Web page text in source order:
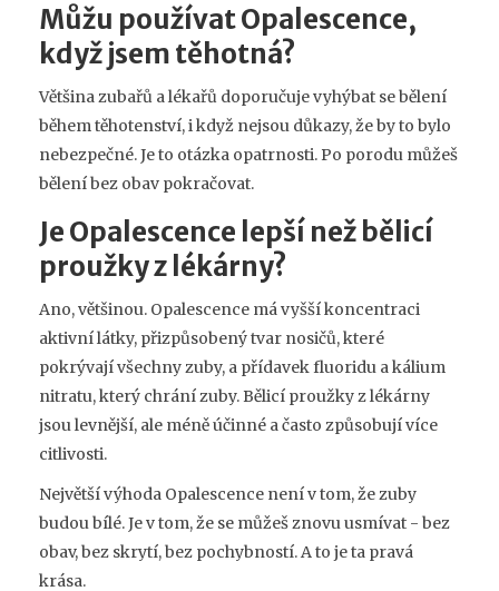
Můžu používat Opalescence,
když jsem těhotná?
Většina zubařů a lékařů doporučuje vyhýbat se bělení
během těhotenství, i když nejsou důkazy, že by to bylo
nebezpečné. Je to otázka opatrnosti. Po porodu můžeš
bělení bez obav pokračovat.
Je Opalescence lepší než bělicí
proužky z lékárny?
Ano, většinou. Opalescence má vyšší koncentraci
aktivní látky, přizpůsobený tvar nosičů, které
pokrývají všechny zuby, a přídavek fluoridu a kálium
nitratu, který chrání zuby. Bělicí proužky z lékárny
jsou levnější, ale méně účinné a často způsobují více
citlivosti.
Největší výhoda Opalescence není v tom, že zuby
budou bílé. Je v tom, že se můžeš znovu usmívat - bez
obav, bez skrytí, bez pochybností. A to je ta pravá
krása.